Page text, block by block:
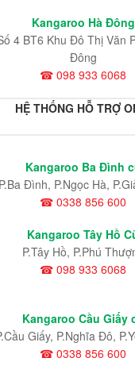
Kangaroo Hà Đông
4 BT6 Khu Đô Thị Văn
Đông
☎ 098 933 6068
HỆ THỐNG HỖ TRỢ
Kangaroo Ba Đình
Đình, P.Ngọc Hà,
☎ 0338 856 600
Kangaroo Tây Hồ
P.Tây Hồ, P.Phú
☎ 098 933 6068
Kangaroo Cầu Giấy
Giấy, P.Nghĩa Đô,
☎ 0338 856 600